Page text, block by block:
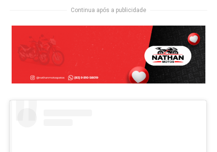
Continua após a publicidade